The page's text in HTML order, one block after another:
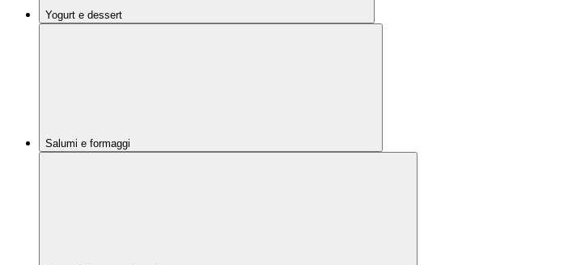
Yogurt e dessert
Salumi e formaggi